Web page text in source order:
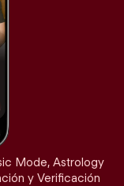
Mode, Astrology
y Verificación